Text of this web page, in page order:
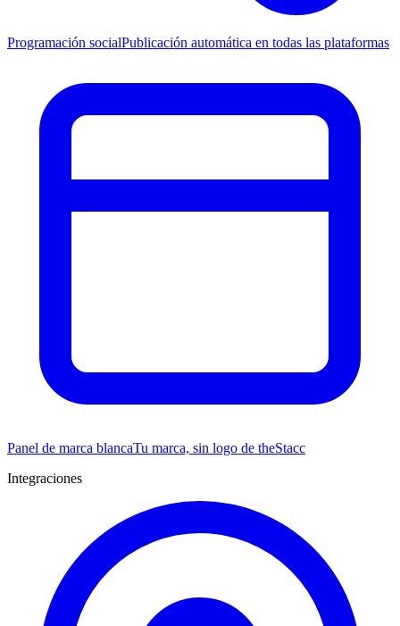
Programación socialPublicación automática en todas las plataformas
Panel de marca blancaTu marca, sin logo de theStacc
Integraciones